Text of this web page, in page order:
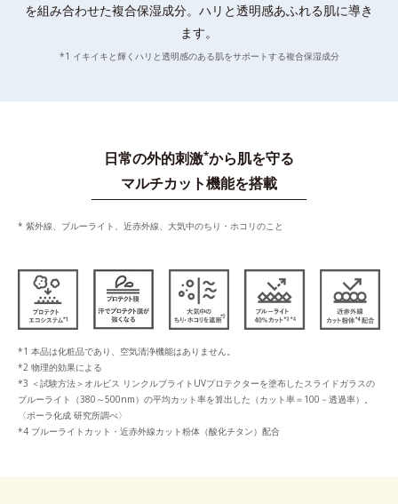
を組み合わせた複合保湿成分。 ハリと透明感あふれる肌に導き
ます。
*1 イキイキと輝くハリと透明感のある肌をサポートする複合保湿成分
日常の外的刺激*から肌を守る
マルチカット機能を搭載
* 紫外線、ブルーライト、近赤外線、大気中のちり・ホコリのこと
*1 本品は化粧品であり、空気清浄機能はありません。
*2 物理的効果による
*3 ＜試験方法＞オルビス リンクルブライトUVプロテクターを塗布したスライドガラスの
ブルーライト（380～500nm）の平均カット率を算出した（カット率＝100－透過率）。
〈ポーラ化成 研究所調べ〉
*4 ブルーライトカット・近赤外線カット粉体（酸化チタン）配合